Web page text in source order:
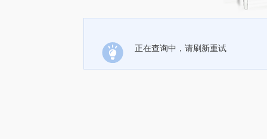
正在查询中，请刷新重试